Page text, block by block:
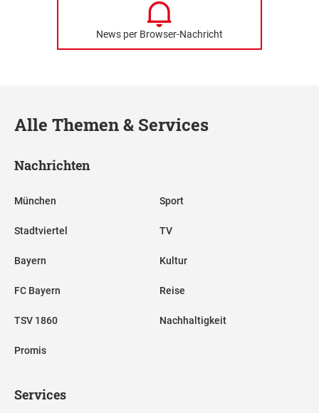
News per Browser-Nachricht
Alle Themen & Services
Nachrichten
München
Stadtviertel
Bayern
FC Bayern
TSV 1860
Promis
Sport
TV
Kultur
Reise
Nachhaltigkeit
Services